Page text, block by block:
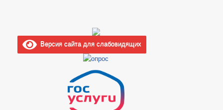
Версия сайта для слабовидящих